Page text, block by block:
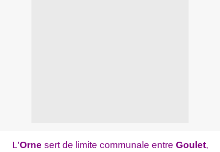
L'Orne sert de limite communale entre Goulet,